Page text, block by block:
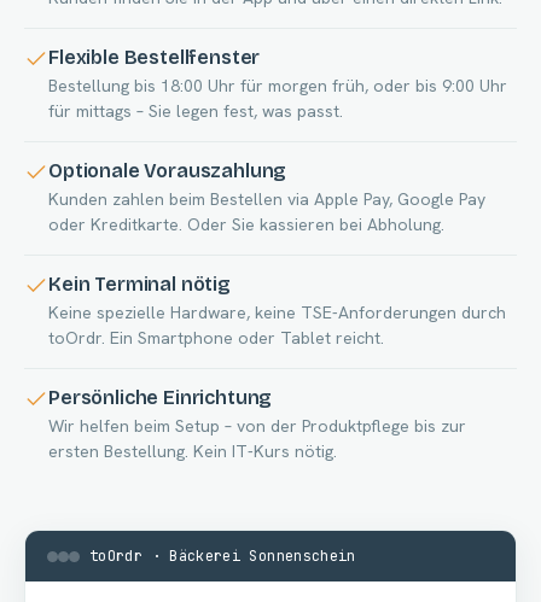
Flexible Bestellfenster
Bestellung bis 18:00 Uhr für morgen früh, oder bis 9:00 Uhr
für mittags – Sie legen fest, was passt.
Optionale Vorauszahlung
Kunden zahlen beim Bestellen via Apple Pay, Google Pay
oder Kreditkarte. Oder Sie kassieren bei Abholung.
Kein Terminal nötig
Keine spezielle Hardware, keine TSE-Anforderungen durch
toOrdr. Ein Smartphone oder Tablet reicht.
Persönliche Einrichtung
Wir helfen beim Setup – von der Produktpflege bis zur
ersten Bestellung. Kein IT-Kurs nötig.
toOrdr · Bäckerei Sonnenschein